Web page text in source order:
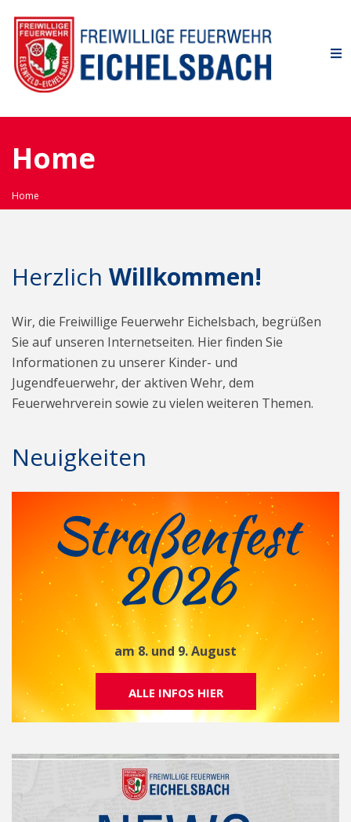
Home
Home
Herzlich Willkommen!
Wir, die Freiwillige Feuerwehr Eichelsbach, begrüßen
Sie auf unseren Internetseiten. Hier finden Sie
Informationen zu unserer Kinder- und
Jugendfeuerwehr, der aktiven Wehr, dem
Feuerwehrverein sowie zu vielen weiteren Themen.
Neuigkeiten
Straßenfest
2026
am 8. und 9. August
ALLE INFOS HIER